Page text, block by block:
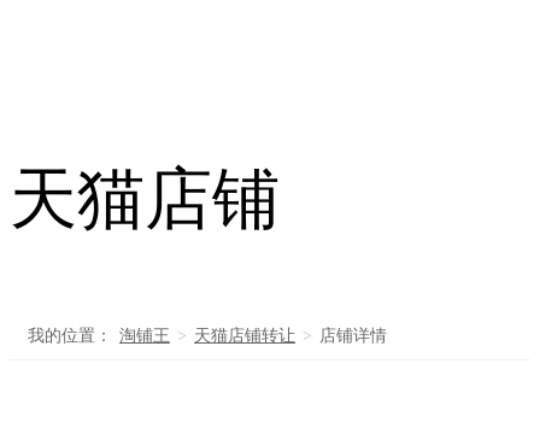
天猫店铺
我的位置： 淘铺王 > 天猫店铺转让 > 店铺详情